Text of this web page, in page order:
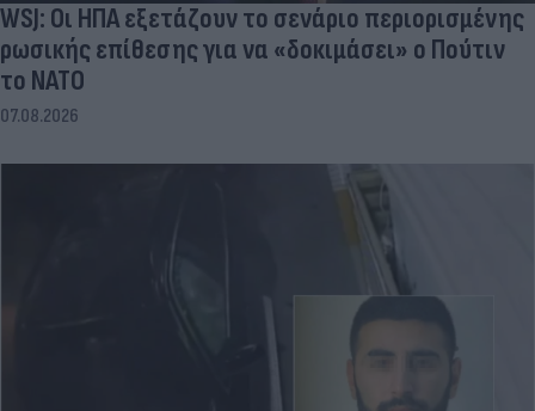
WSJ: Οι ΗΠΑ εξετάζουν το σενάριο περιορισμένης
ρωσικής επίθεσης για να «δοκιμάσει» ο Πούτιν
το ΝΑΤΟ
07.08.2026